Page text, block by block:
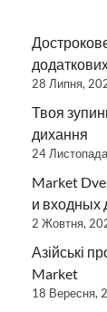
28 Липня,
Твоя
дихання
24
Market
и входных
2 Жовтня,
Азійські
Market
18 Вересня,